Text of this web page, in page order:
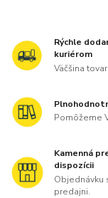
Rýchle
kuriérom
Väčšina
Pomôžeme
Kamenná
dispozícii
Objednávku
predajni.